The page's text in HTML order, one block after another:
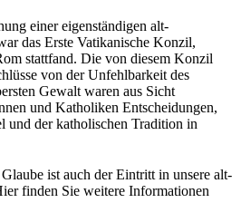
einer eigenständigen alt-
das Erste Vatikanische Konzil,
stattfand. Die von diesem Konzil
von der Unfehlbarkeit des
Gewalt waren aus Sicht
und Katholiken Entscheidungen,
und der katholischen Tradition in
ist auch der Eintritt in unsere alt-
finden Sie weitere Informationen